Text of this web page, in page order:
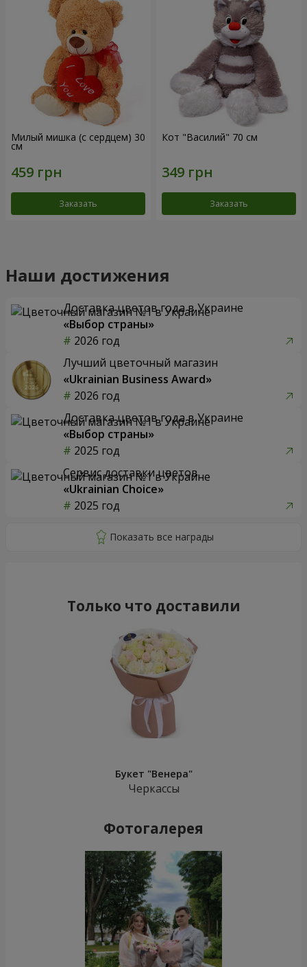
Милый мишка (с сердцем) 30
см
Заказать
Кот "Василий" 70 см
Заказать
Наши достижения
Доставка цветов года в Украине
«Выбор страны»
2026 год
Лучший цветочный магазин
«Ukrainian Business Award»
2026 год
Доставка цветов года в Украине
«Выбор страны»
2025 год
Сервис доставки цветов
«Ukrainian Choice»
2025 год
Только что доставили
Букет "Венера"
Черкассы
Фотогалерея